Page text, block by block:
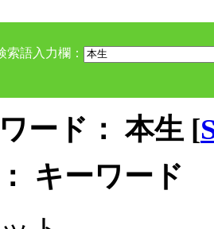
索語入力欄：
ード： 本生 [
キーワード